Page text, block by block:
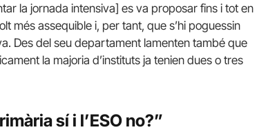
la jornada intensiva] es va proposar fins i tot en
més assequible i, per tant, que s’hi poguessin
Des del seu departament lamenten també que
la majoria d’instituts ja tenien dues o tres
sí i l’ESO no?”